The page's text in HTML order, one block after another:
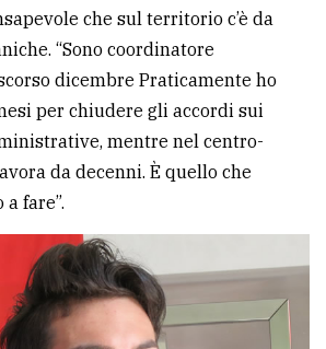
che sul territorio c’è da
“Sono coordinatore
dicembre Praticamente ho
per chiudere gli accordi sui
mentre nel centro-
da decenni. È quello che
fare”.